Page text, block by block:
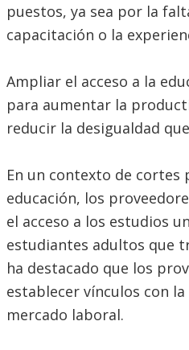
puestos, ya sea por la
capacitación o la
Ampliar el acceso a la
para aumentar la
reducir la desigualdad
En un contexto de
educación, los
el acceso a los estudios
estudiantes adultos que
ha destacado que los
establecer vínculos con
mercado laboral.